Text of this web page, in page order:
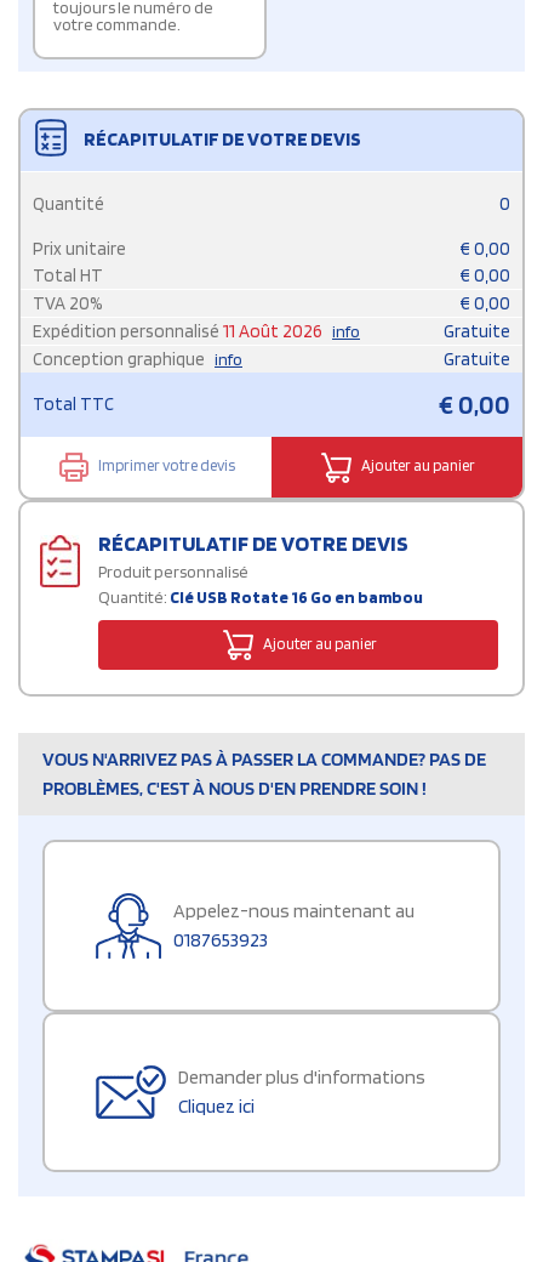
toujours le numéro de
votre commande.
RÉCAPITULATIF DE VOTRE DEVIS
Quantité 0
Prix unitaire € 0,00
Total HT
€ 0,00
TVA 20% € 0,00
Expédition personnalisé 11 Août 2026 info
Gratuite
Conception graphique info Gratuite
Total TTC €0,00
Imprimer votre devis Ajouter au panier
RÉCAPITULATIF DE VOTRE DEVIS
Produit personnalisé
Quantité: Clé USB Rotate 16 Go en bambou
Ajouter au panier
VOUS N'ARRIVEZ PAS À PASSER LA COMMANDE? PAS DE
PROBLÈMES, C'EST À NOUS D'EN PRENDRE SOIN !
Appelez-nous maintenant au
0187653923
Demander plus d'informations
Cliquez ici